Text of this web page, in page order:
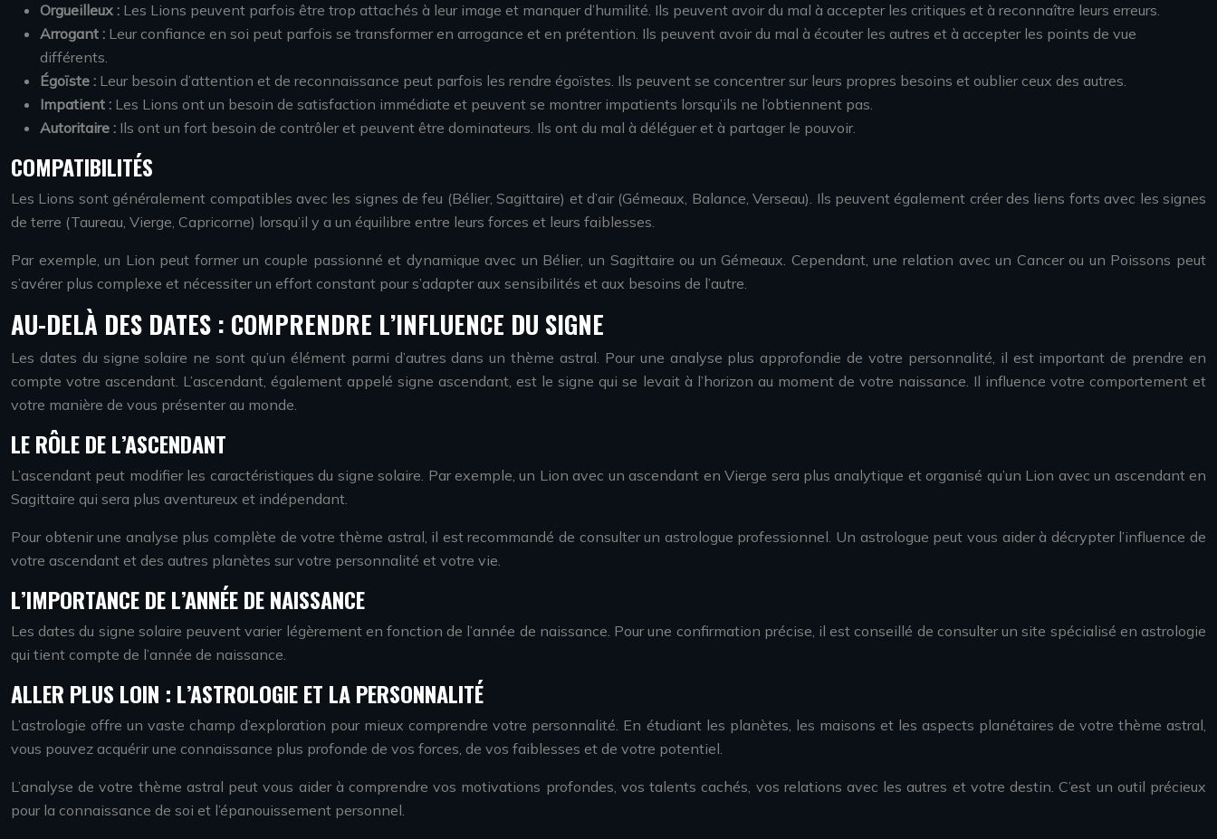
Orgueilleux : Les Lions peuvent parfois être trop attachés à leur image et manquer d’humilité. Ils peuvent avoir du mal à accepter les critiques et à reconnaître leurs erreurs.
Arrogant : Leur confiance en soi peut parfois se transformer en arrogance et en prétention. Ils peuvent avoir du mal à écouter les autres et à accepter les points de vue
différents.
Égoïste : Leur besoin d’attention et de reconnaissance peut parfois les rendre égoïstes. Ils peuvent se concentrer sur leurs propres besoins et oublier ceux des autres.
Impatient : Les Lions ont un besoin de satisfaction immédiate et peuvent se montrer impatients lorsqu’ils ne l’obtiennent pas.
Autoritaire : Ils ont un fort besoin de contrôler et peuvent être dominateurs. Ils ont du mal à déléguer et à partager le pouvoir.
COMPATIBILITÉS
Les Lions sont généralement compatibles avec les signes de feu (Bélier, Sagittaire) et d’air (Gémeaux, Balance, Verseau). Ils peuvent également créer des liens forts avec les signes
de terre (Taureau, Vierge, Capricorne) lorsqu’il y a un équilibre entre leurs forces et leurs faiblesses.
Par exemple, un Lion peut former un couple passionné et dynamique avec un Bélier, un Sagittaire ou un Gémeaux. Cependant, une relation avec un Cancer ou un Poissons peut
s’avérer plus complexe et nécessiter un effort constant pour s’adapter aux sensibilités et aux besoins de l’autre.
AU-DELÀ DES DATES : COMPRENDRE L’INFLUENCE DU SIGNE
Les dates du signe solaire ne sont qu’un élément parmi d’autres dans un thème astral. Pour une analyse plus approfondie de votre personnalité, il est important de prendre en
compte votre ascendant. L’ascendant, également appelé signe ascendant, est le signe qui se levait à l’horizon au moment de votre naissance. Il influence votre comportement et
votre manière de vous présenter au monde.
LE RÔLE DE L’ASCENDANT
L’ascendant peut modifier les caractéristiques du signe solaire. Par exemple, un Lion avec un ascendant en Vierge sera plus analytique et organisé qu’un Lion avec un ascendant en
Sagittaire qui sera plus aventureux et indépendant.
Pour obtenir une analyse plus complète de votre thème astral, il est recommandé de consulter un astrologue professionnel. Un astrologue peut vous aider à décrypter l’influence de
votre ascendant et des autres planètes sur votre personnalité et votre vie.
L’IMPORTANCE DE L’ANNÉE DE NAISSANCE
Les dates du signe solaire peuvent varier légèrement en fonction de l’année de naissance. Pour une confirmation précise, il est conseillé de consulter un site spécialisé en astrologie
qui tient compte de l’année de naissance.
ALLER PLUS LOIN : L’ASTROLOGIE ET LA PERSONNALITÉ
L’astrologie offre un vaste champ d’exploration pour mieux comprendre votre personnalité. En étudiant les planètes, les maisons et les aspects planétaires de votre thème astral,
vous pouvez acquérir une connaissance plus profonde de vos forces, de vos faiblesses et de votre potentiel.
L’analyse de votre thème astral peut vous aider à comprendre vos motivations profondes, vos talents cachés, vos relations avec les autres et votre destin. C’est un outil précieux
pour la connaissance de soi et l’épanouissement personnel.